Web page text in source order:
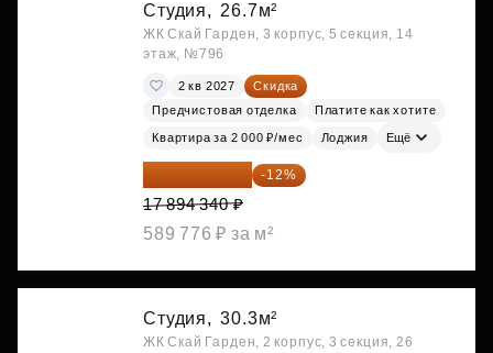
Студия, 26.7м²
ЖК Скай Гарден, 3 корпус, 5 секция, 14
этаж, №796
2 кв 2027
Скидка
Предчистовая отделка
Платите как хотите
Квартира за 2 000 ₽/мес Лоджия Ещё
15 747 019 ₽ -12%
17 894 340 ₽
589 776 ₽ за м²
Студия, 30.3м²
ЖК Скай Гарден, 2 корпус, 3 секция, 26